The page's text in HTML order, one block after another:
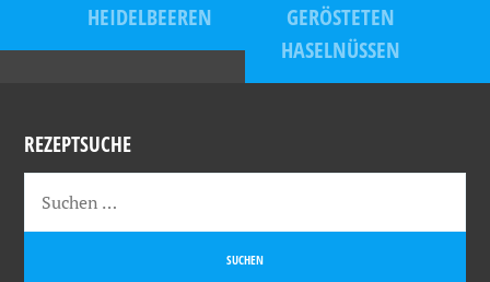
HEIDELBEEREN
GERÖSTETEN
HASELNÜSSEN
REZEPTSUCHE